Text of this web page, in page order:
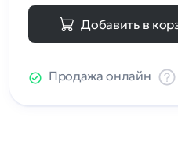
Добавить в
Продажа онлайн